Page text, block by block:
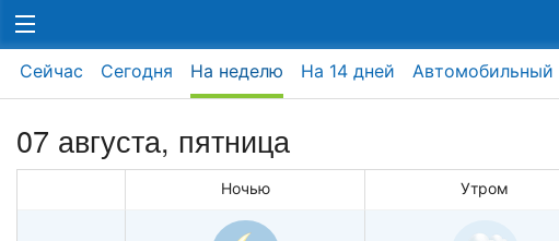
Сейчас Сегодня На неделю На 14 дней Автомобильный
07 августа, пятница
Ночью Утром